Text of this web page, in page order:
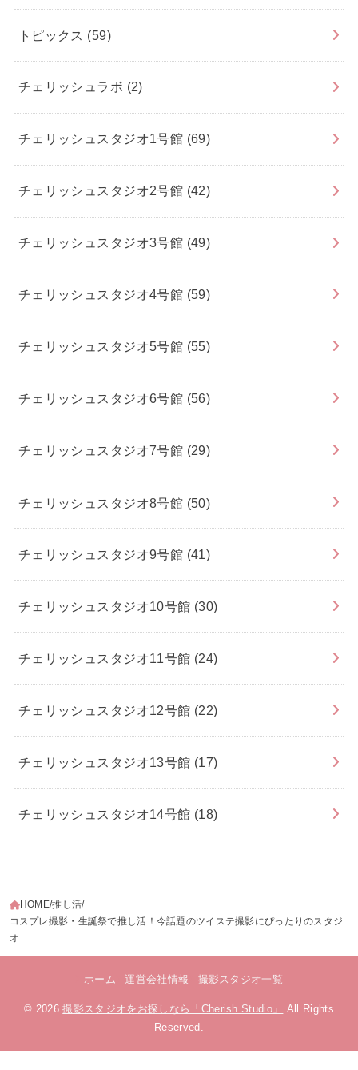
トピックス (59)
チェリッシュラボ (2)
チェリッシュスタジオ1号館 (69)
チェリッシュスタジオ2号館 (42)
チェリッシュスタジオ3号館 (49)
チェリッシュスタジオ4号館 (59)
チェリッシュスタジオ5号館 (55)
チェリッシュスタジオ6号館 (56)
チェリッシュスタジオ7号館 (29)
チェリッシュスタジオ8号館 (50)
チェリッシュスタジオ9号館 (41)
チェリッシュスタジオ10号館 (30)
チェリッシュスタジオ11号館 (24)
チェリッシュスタジオ12号館 (22)
チェリッシュスタジオ13号館 (17)
チェリッシュスタジオ14号館 (18)
HOME 推し活
コスプレ撮影・生誕祭で推し活！今話題のツイステ撮影にぴったりのスタジ
オ
ホーム 運営会社情報 撮影スタジオ一覧
© 2026撮影スタジオをお探しなら「Cherish Studio」
All Rights
Reserved.